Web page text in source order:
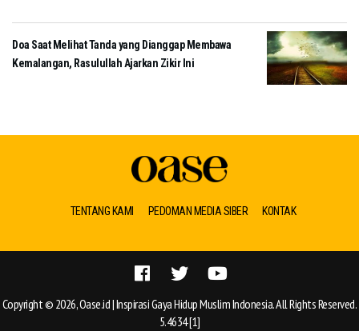
Doa Saat Melihat Tanda yang Dianggap Membawa
Kemalangan, Rasulullah Ajarkan Zikir Ini
TENTANG KAMI PEDOMAN MEDIA SIBER KONTAK
Copyright © 2026, Oase.id | Inspirasi Gaya Hidup Muslim Indonesia. All Rights Reserved.
5.4634 [1]